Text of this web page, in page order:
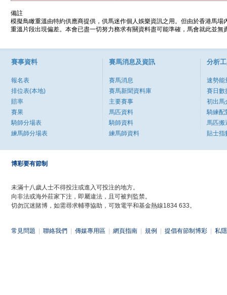
備註
模擬鳥瞰重溫由特約供應商提供，供馬迷作個人娛樂資訊之用。但由於香港馬
重溫片段出現偏差。本會已盡一切努力務求有關資料盡可能準確，馬會就此並
賽事資料
報名表
排位表(本地)
賠率
賽果
騎師分場表
練馬師分場表
賽馬消息及資訊
賽馬消息
賽馬新聞資料庫
主要賽事
馬匹資料
騎師資料
練馬師資料
分析
速勢能
賽日數
初出馬
騎練配
馬匹搬
貼士指
博彩要有節制
未滿十八歲人士不得投注或進入可投注的地方。
向非法或海外莊家下注，即屬違法，且可被判監禁。
切勿沉迷賭博，如需尋求輔導協助，可致電平和基金熱線1834 633。
常見問題 聯絡我們 傳媒專用區 網頁指南 規例 提倡有節制博彩 私